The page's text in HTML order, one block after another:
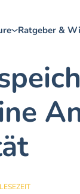
Ratgeber &